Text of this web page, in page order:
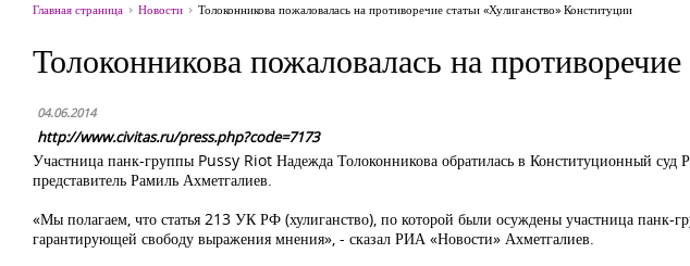
Главная страница Новости Толоконникова пожаловалась на противоречие статьи «Хулиганство» Конституции
Толоконникова пожаловалась на
04.06.2014
http://www.civitas.ru/press.php?code=7173
Участница панк-группы Pussy Riot Надежда Толоконникова обратилась в Конституционный суд
представитель Рамиль Ахметгалиев.
«Мы полагаем, что статья 213 УК РФ (хулиганство), по которой были осуждены участница панк-
гарантирующей свободу выражения мнения», - сказал РИА «Новости» Ахметгалиев.